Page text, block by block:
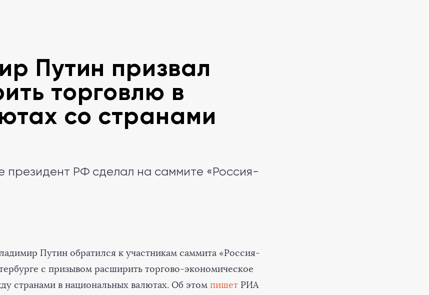
Путин призвал
торговлю в
со странами
президент РФ сделал на саммите «Россия-
Путин обратился к участникам саммита «Россия-
с призывом расширить торгово-экономическое
странами в национальных валютах. Об этом пишет РИА